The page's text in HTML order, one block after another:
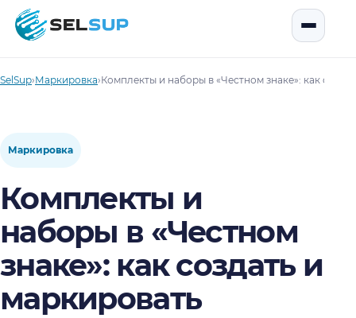
SelSup
SelSup›Маркировка›Комплекты и наборы в «Честном знаке»: как
Маркировка
Комплекты и
наборы в «Честном
знаке»: как создать и
маркировать